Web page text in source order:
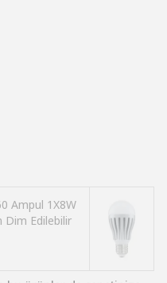
Ampul 1X8W
Dim Edilebilir